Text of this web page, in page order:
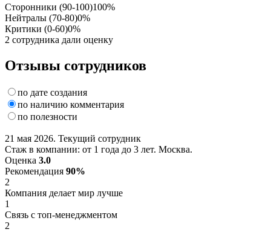
Сторонники (90-100)100%
Нейтралы (70-80)0%
Критики (0-60)0%
2 сотрудника дали оценку
Отзывы сотрудников
по дате создания
по наличию комментария
по полезности
21 мая 2026. Текущий сотрудник
Стаж в компании: от 1 года до 3 лет. Москва.
Оценка 3.0
Рекомендация 90%
2
Компания делает мир лучше
1
Связь с топ-менеджментом
2